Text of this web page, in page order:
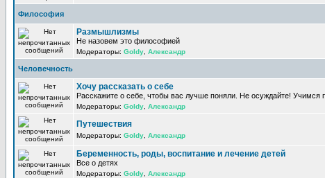
Философия
Размышлизмы
Не назовем это философией
Модераторы: Goldy Александр
Человечность
Хочу рассказать о себе
Расскажите о себе, чтобы вас лучше поняли. Не осуждайте!
Модераторы: Goldy Александр
Путешествия
Модераторы: Goldy Александр
Беременность, роды, воспитание и лечение детей
Все о детях
Модераторы: Goldy Александр